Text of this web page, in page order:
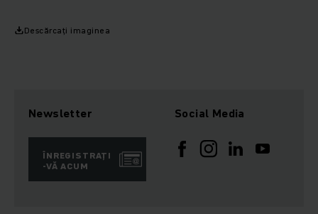
Descărcați imaginea
Newsletter
ÎNREGISTRAȚI
-VĂ ACUM
Social Media